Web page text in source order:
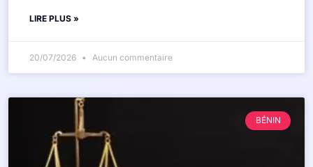
LIRE PLUS »
20/07/2026 Aucun commentaire
BÉNIN